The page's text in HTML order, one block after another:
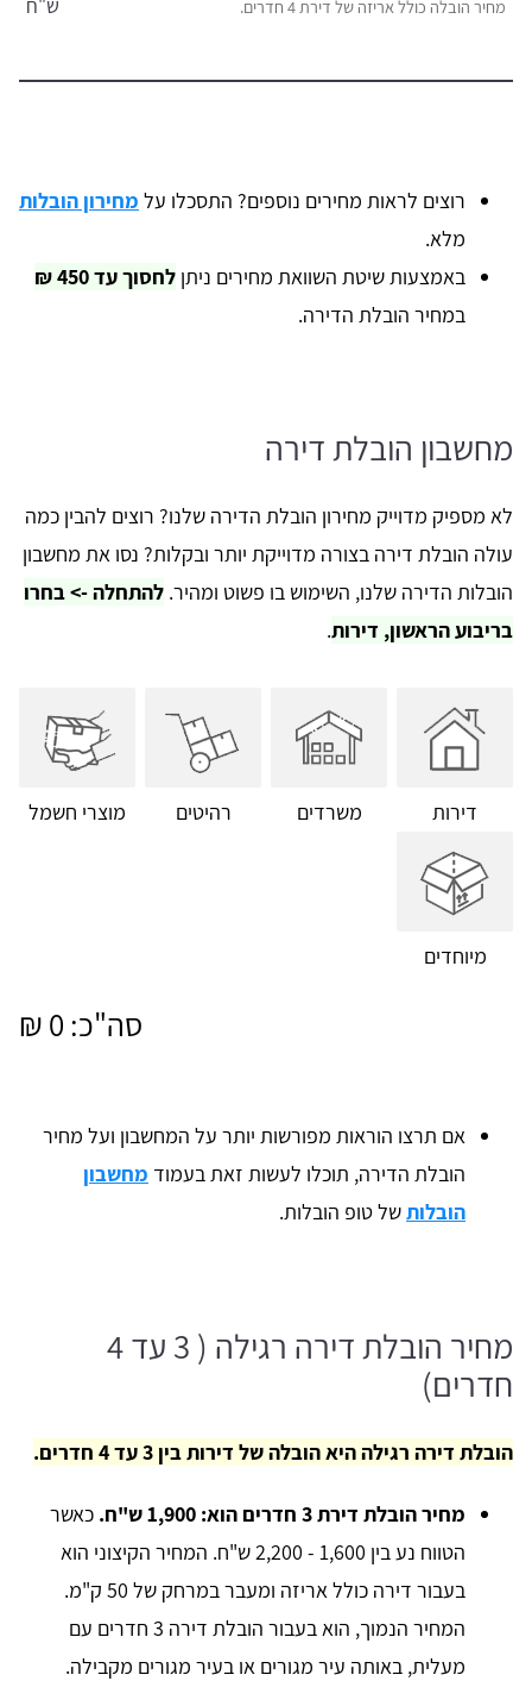
מחיר הובלה כולל אריזה של דירת 4 חדרים.
רוצים לראות מחירים נוספים? התסכלו על מחירון הובלות
מלא.
באמצעות שיטת השוואת מחירים ניתן לחסוך עד 450 ₪
במחיר הובלת הדירה.
מחשבון הובלת דירה
לא מספיק מדוייק מחירון הובלת הדירה שלנו? רוצים להבין כמה
עולה הובלת דירה בצורה מדוייקת יותר ובקלות? נסו את מחשבון
הובלות הדירה שלנו, השימוש בו פשוט ומהיר. להתחלה -> בחרו
בריבוע הראשון, דירות.
דירות משרדים רהיטים מוצרי חשמל
מיוחדים
סה"כ:0
₪
אם תרצו הוראות מפורשות יותר על המחשבון ועל מחיר
הובלת הדירה, תוכלו לעשות זאת בעמוד מחשבון
הובלותשל טופ הובלות.
מחיר הובלת דירה רגילה ( 3 עד 4
חדרים)
הובלת דירה רגילה היא הובלה של דירות בין 3 עד 4 חדרים.
מחיר הובלת דירת 3 חדרים הוא: 1,900 ש"ח.
כאשר
הטווח נע בין 1,600 - 2,200 ש"ח. המחיר הקיצוני הוא
בעבור דירה כולל אריזה ומעבר במרחק של 50 ק"מ.
המחיר הנמוך, הוא בעבור הובלת דירה 3 חדרים עם
מעלית, באותה עיר מגורים או בעיר מגורים מקבילה.